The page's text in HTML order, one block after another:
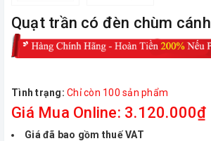
Quạt trần có đèn chùm
Tình trạng: Chỉ còn 100 sản phẩm
Giá Mua Online: 3.120.000₫
Giá đã bao gồm thuế VAT